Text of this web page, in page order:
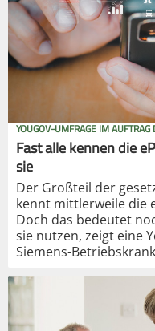
YOUGOV-UMFRAGE IM AUFTRAG
Fast alle kennen die
sie
Der Großteil der
kennt mittlerweile die
Doch das bedeutet
sie nutzen, zeigt eine
Siemens-